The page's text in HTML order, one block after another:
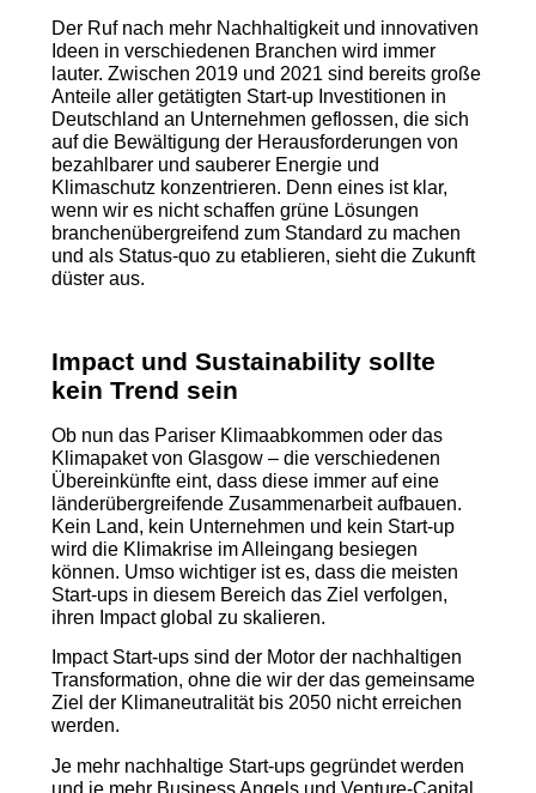
Der Ruf nach mehr Nachhaltigkeit und innovativen
Ideen in verschiedenen Branchen wird immer
lauter. Zwischen 2019 und 2021 sind bereits große
Anteile aller getätigten Start-up Investitionen in
Deutschland an Unternehmen geflossen, die sich
auf die Bewältigung der Herausforderungen von
bezahlbarer und sauberer Energie und
Klimaschutz konzentrieren. Denn eines ist klar,
wenn wir es nicht schaffen grüne Lösungen
branchenübergreifend zum Standard zu machen
und als Status-quo zu etablieren, sieht die Zukunft
düster aus.
Impact und Sustainability sollte
kein Trend sein
Ob nun das Pariser Klimaabkommen oder das
Klimapaket von Glasgow – die verschiedenen
Übereinkünfte eint, dass diese immer auf eine
länderübergreifende Zusammenarbeit aufbauen.
Kein Land, kein Unternehmen und kein Start-up
wird die Klimakrise im Alleingang besiegen
können. Umso wichtiger ist es, dass die meisten
Start-ups in diesem Bereich das Ziel verfolgen,
ihren Impact global zu skalieren.
Impact Start-ups sind der Motor der nachhaltigen
Transformation, ohne die wir der das gemeinsame
Ziel der Klimaneutralität bis 2050 nicht erreichen
werden.
Je mehr nachhaltige Start-ups gegründet werden
und je mehr Business Angels und Venture-Capital